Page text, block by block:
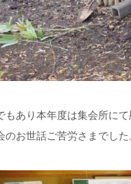
あり本年度は集会所にて
お世話ご苦労さまでした